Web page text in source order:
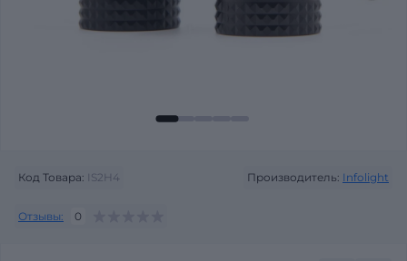
Код Товара: IS2H4 Производитель: Infolight
Отзывы: 0